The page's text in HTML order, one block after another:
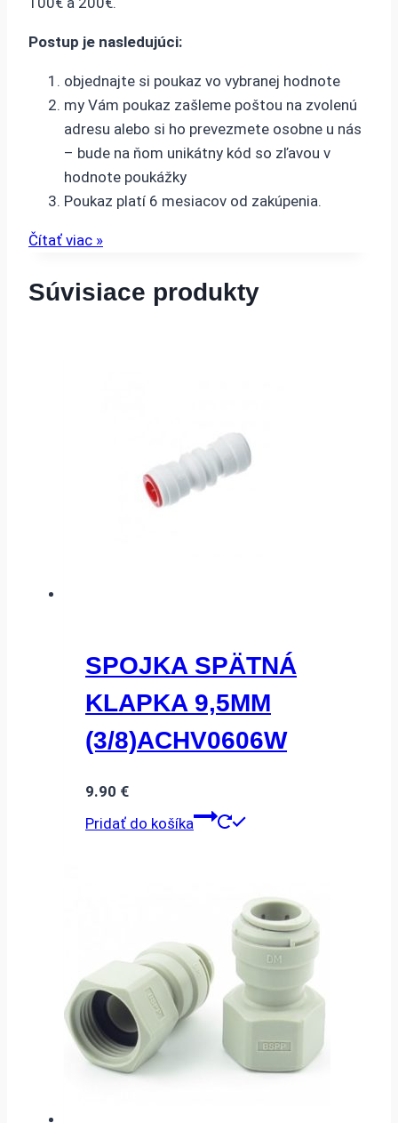
Postup je nasledujúci:
objednajte si poukaz vo vybranej hodnote
my Vám poukaz zašleme poštou na zvolenú
adresu alebo si ho prevezmete osobne u nás
– bude na ňom unikátny kód so zľavou v
hodnote poukážky
Poukaz platí 6 mesiacov od zakúpenia.
Čítať viac »
Súvisiace produkty
SPOJKA SPÄTNÁ
KLAPKA 9,5MM
(3/8)ACHV0606W
9.90 €
Pridať do košíka